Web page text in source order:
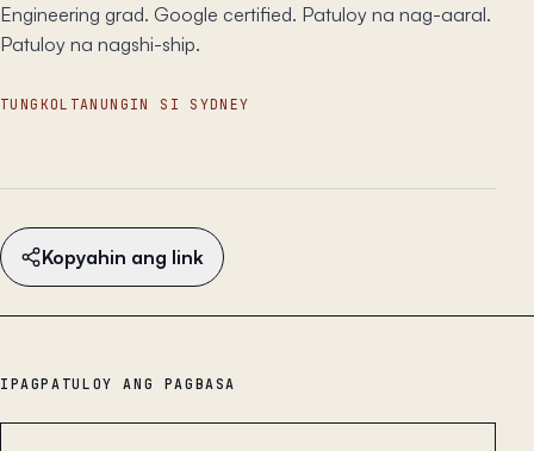
Engineering grad. Google certified. Patuloy na nag-aaral.
Patuloy na nagshi-ship.
TUNGKOL TANUNGIN SI SYDNEY
Kopyahin ang link
IPAGPATULOY ANG PAGBASA